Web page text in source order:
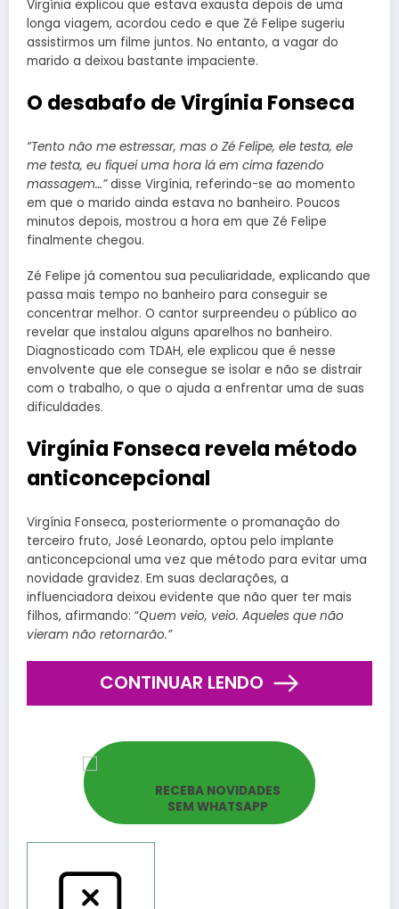
Virgínia explicou que estava exausta depois de uma
longa viagem, acordou cedo e que Zé Felipe sugeriu
assistirmos um filme juntos. No entanto, a vagar do
marido a deixou bastante impaciente.
O desabafo de Virgínia Fonseca
“Tento não me estressar, mas o Zé Felipe, ele testa, ele
me testa, eu fiquei uma hora lá em cima fazendo
massagem…”disse Virgínia, referindo-se ao momento
em que o marido ainda estava no banheiro. Poucos
minutos depois, mostrou a hora em que Zé Felipe
finalmente chegou.
Zé Felipe já comentou sua peculiaridade, explicando que
passa mais tempo no banheiro para conseguir se
concentrar melhor. O cantor surpreendeu o público ao
revelar que instalou alguns aparelhos no banheiro.
Diagnosticado com TDAH, ele explicou que é nesse
envolvente que ele consegue se isolar e não se distrair
com o trabalho, o que o ajuda a enfrentar uma de suas
dificuldades.
Virgínia Fonseca revela método
anticoncepcional
Virgínia Fonseca, posteriormente o promanação do
terceiro fruto, José Leonardo, optou pelo implante
anticoncepcional uma vez que método para evitar uma
novidade gravidez. Em suas declarações, a
influenciadora deixou evidente que não quer ter mais
filhos, afirmando: “Quem veio, veio. Aqueles que não
vieram não retornarão.”
CONTINUAR LENDO
RECEBA NOVIDADES
SEM WHATSAPP